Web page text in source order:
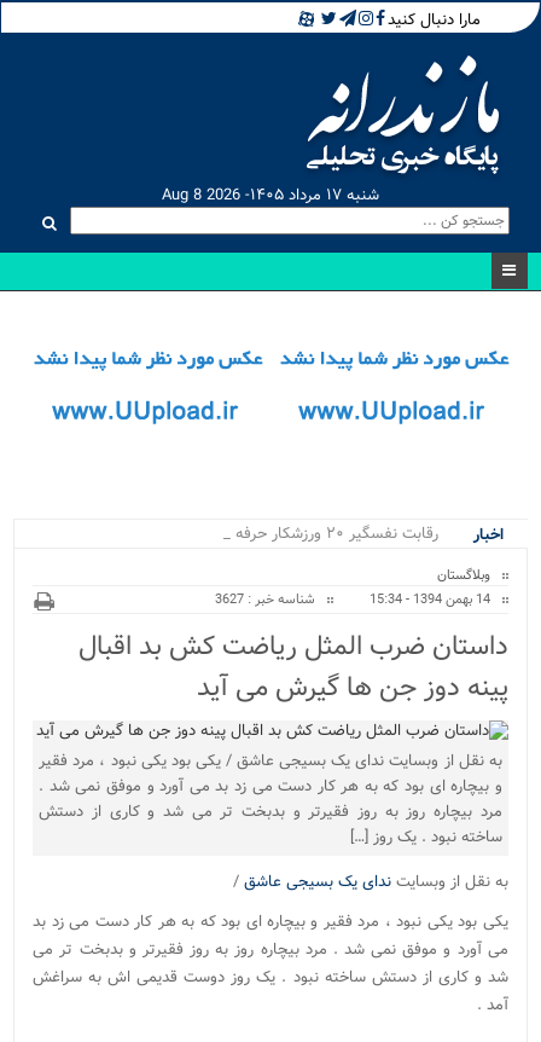
مارا دنبال کنید
شنبه ۱۷ مرداد ۱۴۰۵- Aug 8 2026
اخبار
رقابت نفسگیر ۲۰ ورزشکار حرفه ای در _
وبلاگستان
14 بهمن 1394 - 15:34
شناسه خبر : 3627
داستان ضرب المثل ریاضت کش بد اقبال
پینه دوز جن ها گیرش می آید
به نقل از وبسایت ندای یک بسیجی عاشق / یکی بود یکی نبود ، مرد فقیر
و بیچاره ای بود که به هر کار دست می زد بد می آورد و موفق نمی شد .
مرد بیچاره روز به روز فقیرتر و بدبخت تر می شد و کاری از دستش
ساخته نبود . یک روز […]
به نقل از وبسایتندای یک بسیجی عاشق/
یکی بود یکی نبود ، مرد فقیر و بیچاره ای بود که به هر کار دست می زد بد
می آورد و موفق نمی شد . مرد بیچاره روز به روز فقیرتر و بدبخت تر می
شد و کاری از دستش ساخته نبود . یک روز دوست قدیمی اش به سراغش
آمد .